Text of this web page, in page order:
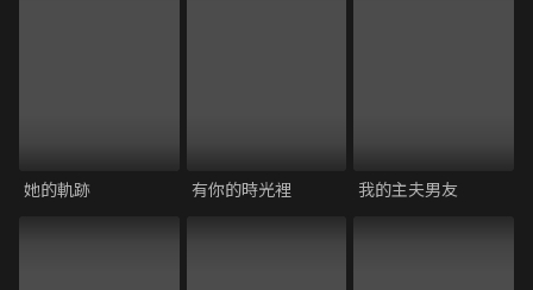
她的軌跡 有你的時光裡 我的主夫男友